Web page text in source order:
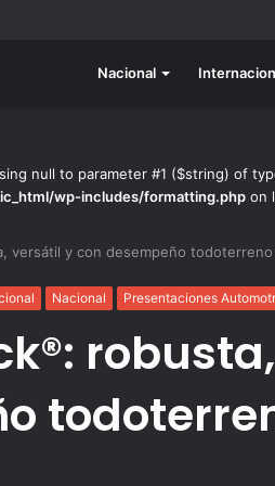
Nacional
null to parameter #1 ($string) of
wp-includes/formatting.phpon
versátil y con desempeño
Nacional Presentaciones